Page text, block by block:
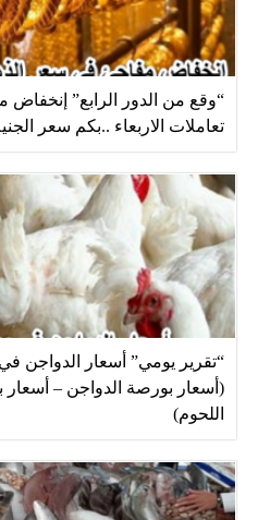
“وقع من الدور الرابع”
تعاملات الاربعاء ..بكم سعر
“تقرير يومي” أسعار الدواجن
(أسعار بورصة الدواجن – أسعار
اللحوم)